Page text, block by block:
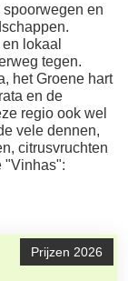
en
lokaal
tegen.
het Groene hart
en de
regio ook wel
vele dennen,
citrusvruchten
"Vinhas":
Prijzen 2026